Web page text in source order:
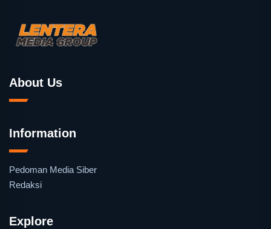
About Us
Information
Pedoman Media Siber
Redaksi
Explore